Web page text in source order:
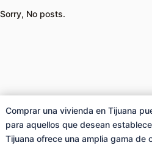
Sorry, No posts.
Comprar una vivienda en Tijuana
para aquellos que desean
Tijuana ofrece una amplia gama de